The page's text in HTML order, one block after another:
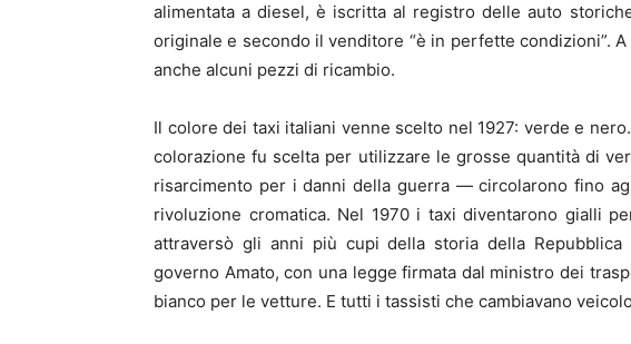
alimentata a diesel, è iscritta al registro delle auto
originale e secondo il venditore “è in perfette condizioni”.
anche alcuni pezzi di ricambio.
Il colore dei taxi italiani venne scelto nel 1927: verde e
colorazione fu scelta per utilizzare le grosse quantità di
risarcimento per i danni della guerra — circolarono fino
rivoluzione cromatica. Nel 1970 i taxi diventarono gialli
attraversò gli anni più cupi della storia della
governo Amato, con una legge firmata dal ministro dei
bianco per le vetture. E tutti i tassisti che cambiavano